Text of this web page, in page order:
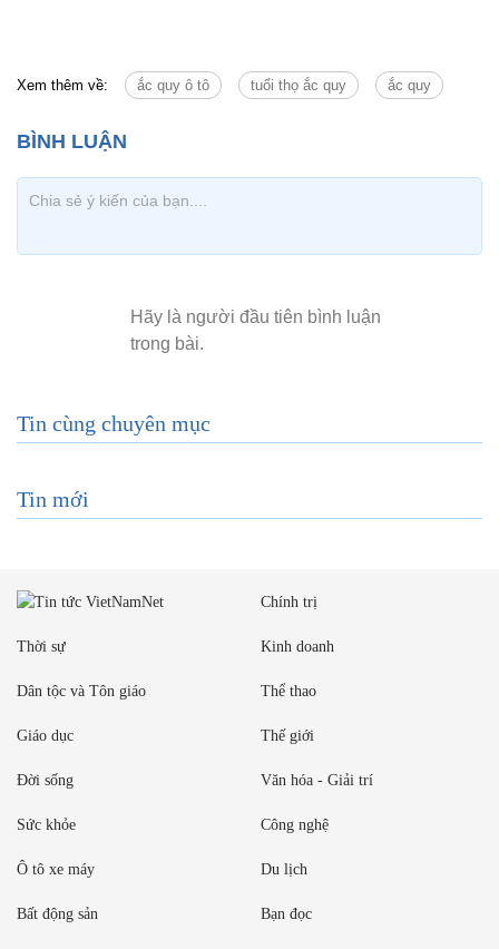
Xem thêm về: ắc quy ô tô tuổi thọ ắc quy ắc quy
Tin cùng chuyên mục
Tin mới
Chính trị
Thời sự Kinh doanh
Dân tộc và Tôn giáo Thể thao
Giáo dục Thế giới
Đời sống Văn hóa - Giải trí
Sức khỏe Công nghệ
Ô tô xe máy Du lịch
Bất động sản Bạn đọc